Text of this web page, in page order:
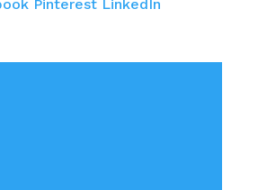
Pinterest LinkedIn